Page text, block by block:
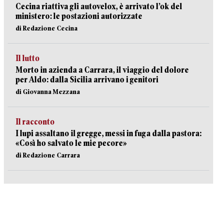
Cecina riattiva gli autovelox, è arrivato l’ok del
ministero: le postazioni autorizzate
di Redazione Cecina
Il lutto
Morto in azienda a Carrara, il viaggio del dolore
per Aldo: dalla Sicilia arrivano i genitori
di Giovanna Mezzana
Il racconto
I lupi assaltano il gregge, messi in fuga dalla pastora:
«Così ho salvato le mie pecore»
di Redazione Carrara